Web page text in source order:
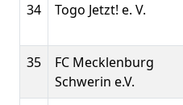
34
Togo Jetzt! e. V.
35
FC Mecklenburg
Schwerin e.V.